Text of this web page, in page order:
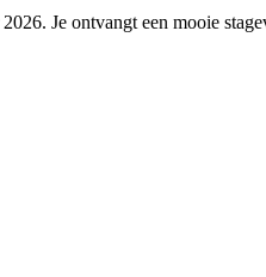
Je ontvangt een mooie